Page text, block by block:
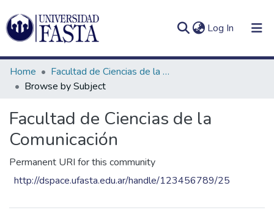
Log In (current)
Communities
&
All of DSpace
Log
In (current)
Home
Facultad de Ciencias de la Comunicación
Browse by Subject
Facultad de Ciencias de la
Comunicación
Permanent URI for this community
http://dspace.ufasta.edu.ar/handle/123456789/25